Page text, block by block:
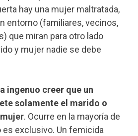
hay una mujer maltratada,
entorno (familiares, vecinos,
que miran para otro lado
y mujer nadie se debe
ingenuo creer que un
solamente el marido o
. Ocurre en la mayoría de
es exclusivo. Un femicida